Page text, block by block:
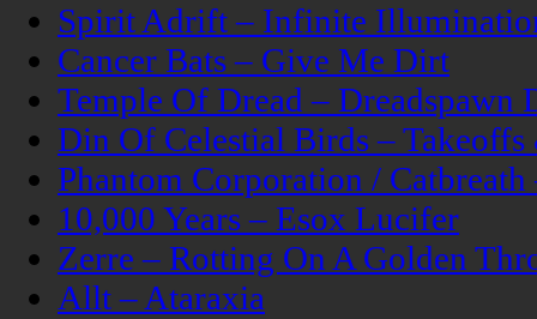
Spirit Adrift – Infinite
Cancer Bats – Give Me Dirt
Temple Of Dread – Dreadspawn
Din Of Celestial Birds –
Phantom Corporation /
10,000 Years – Esox Lucifer
Zerre – Rotting On A Golden
Allt – Ataraxia